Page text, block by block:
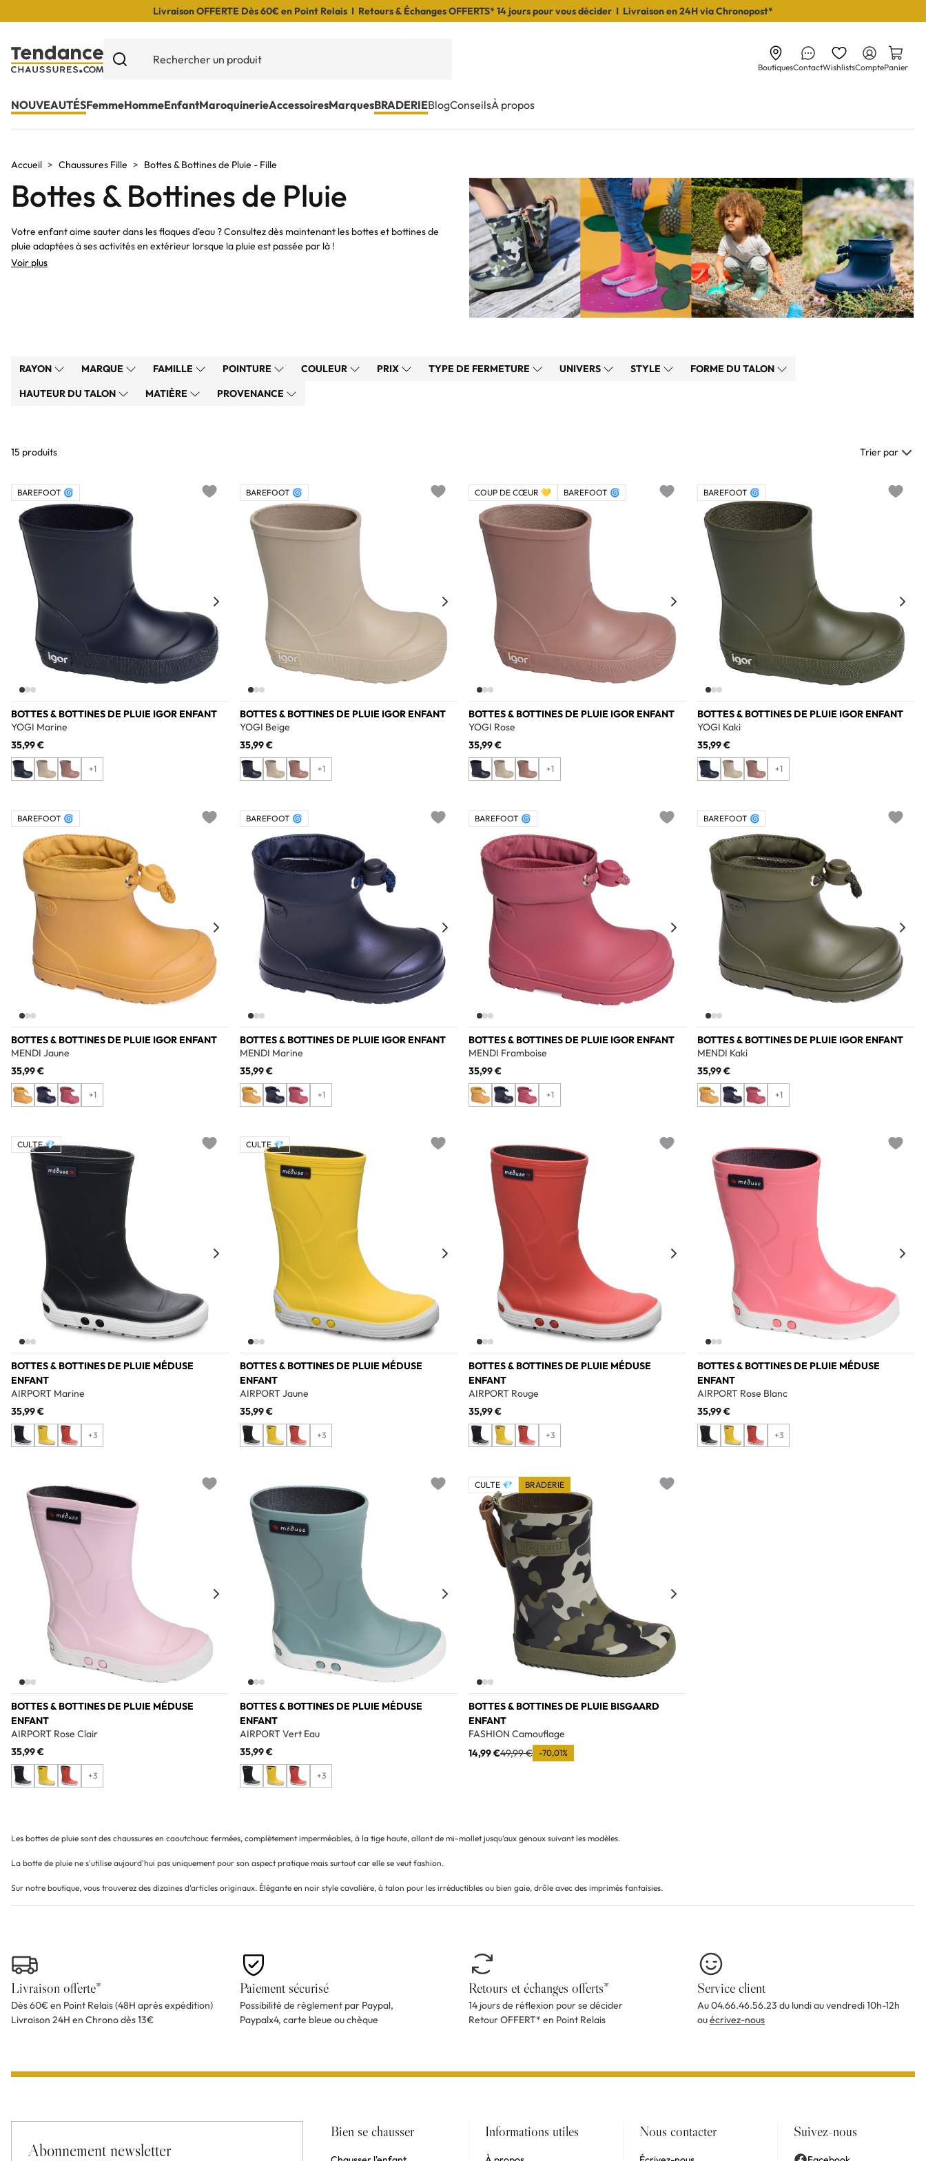
Livraison OFFERTE Dès 60€ en Point Relais I Retours & Échanges OFFERTS* 14 jours pour vous décider I Livraison en 24H via Chronopost*
BoutiquesContactWishlistsComptePanier
NOUVEAUTÉSFemmeHommeEnfantMaroquinerieAccessoiresMarquesBRADERIEBlogConseilsÀ propos
Accueil Chaussures Fille Bottes & Bottines de Pluie - Fille
Bottes & Bottines de Pluie
Votre enfant aime sauter dans les flaques d'eau ? Consultez dès maintenant les bottes et bottines de
pluie adaptées à ses activités en extérieur lorsque la pluie est passée par là !
Voir plus
RAYON MARQUE FAMILLE POINTURE COULEUR PRIX TYPE DE FERMETURE UNIVERS STYLE
FORME DU TALON
HAUTEUR DU TALON
MATIÈRE PROVENANCE
15 produits Trier par
BOTTES & BOTTINES DE PLUIE IGOR ENFANT
YOGI Marine
35,99 €
+1
BAREFOOT 🌀
Add to wishlist
BOTTES & BOTTINES DE PLUIE IGOR ENFANT
YOGI Beige
35,99 €
+1
BAREFOOT 🌀
Add to wishlist
BOTTES & BOTTINES DE PLUIE IGOR ENFANT
YOGI Rose
35,99 €
+1
COUP DE CŒUR 💛 BAREFOOT 🌀
Add to wishlist
BOTTES & BOTTINES DE PLUIE IGOR ENFANT
YOGI Kaki
35,99 €
+1
BAREFOOT 🌀
BOTTES & BOTTINES DE PLUIE IGOR ENFANT
MENDI Jaune
35,99 €
+1
BAREFOOT 🌀
BOTTES & BOTTINES DE PLUIE IGOR ENFANT
MENDI Marine
35,99 €
+1
BAREFOOT 🌀
BOTTES & BOTTINES DE PLUIE IGOR ENFANT
MENDI Framboise
35,99 €
+1
BAREFOOT 🌀
BOTTES & BOTTINES DE PLUIE IGOR ENFANT
MENDI Kaki
35,99 €
+1
BAREFOOT 🌀
BOTTES & BOTTINES DE PLUIE MÉDUSE
ENFANT
AIRPORT Marine
35,99 €
+3
CULTE 💎
Add to wishlist
BOTTES & BOTTINES DE PLUIE MÉDUSE
ENFANT
AIRPORT Jaune
35,99 €
+3
CULTE 💎
Add to wishlist
BOTTES & BOTTINES DE PLUIE MÉDUSE
ENFANT
AIRPORT Rouge
35,99 €
+3
Add to wishlist
BOTTES & BOTTINES DE PLUIE MÉDUSE
ENFANT
AIRPORT Rose Blanc
35,99 €
+3
BOTTES & BOTTINES DE PLUIE MÉDUSE
ENFANT
AIRPORT Rose Clair
35,99 €
+3
Add to wishlist
BOTTES & BOTTINES DE PLUIE MÉDUSE
ENFANT
AIRPORT Vert Eau
35,99 €
+3
Add to wishlist
BOTTES & BOTTINES DE PLUIE BISGAARD
ENFANT
FASHION Camouflage
14,99 €49,99 € -70,01%
CULTE 💎 BRADERIE
Les bottes de pluie sont des chaussures en caoutchouc fermées, complètement imperméables, à la tige haute, allant de mi-mollet jusqu’aux genoux suivant les modèles.
La botte de pluie ne s'utilise aujourd'hui pas uniquement pour son aspect pratique mais surtout car elle se veut fashion.
Sur notre boutique, vous trouverez des dizaines d’articles originaux. Élégante en noir style cavalière, à talon pour les irréductibles ou bien gaie, drôle avec des imprimés fantaisies.
Livraison offerte*
Dès 60€ en Point Relais (48H après expédition)
Livraison 24H en Chrono dès 13€
Paiement sécurisé
Possibilité de règlement par Paypal,
Paypalx4, carte bleue ou chèque
Retours et échanges offerts*
14 jours de réflexion pour se décider
Retour OFFERT* en Point Relais
Service client
Au 04.66.46.56.23 du lundi au vendredi 10h-12h
ouécrivez-nous
Abonnement newsletter
Bien se chausser Informations utiles Nous contacter Suivez-nous